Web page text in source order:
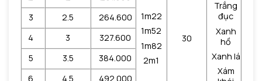
1m22
1m52
1m82
2m1
30
Trắng
đục
Xanh
hồ
Xanh lá
Xám
3
2.5
264.600
4
3
327.600
5
3.5
384.000
6
4.5 492.000